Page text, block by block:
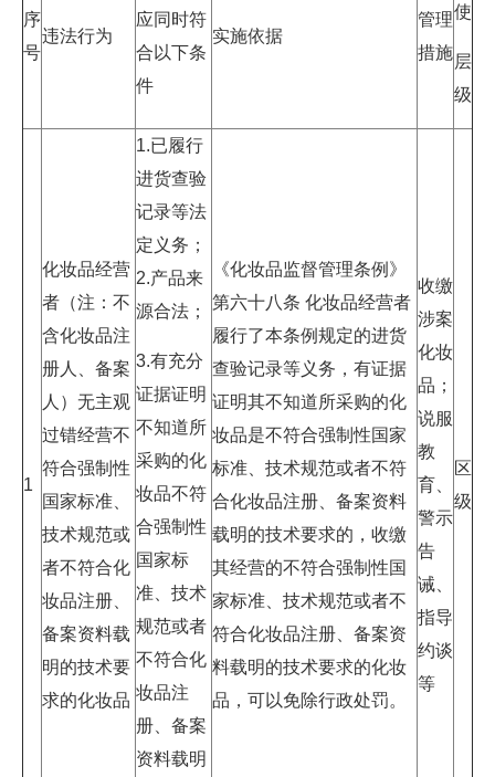
序
号
违法行为
应同时符
合以下条
件
实施依据
管理
措施
使
层
级
1
化妆品经营
者（注：不
含化妆品注
册人、备案
人）无主观
过错经营不
符合强制性
国家标准、
技术规范或
者不符合化
妆品注册、
备案资料载
明的技术要
求的化妆品
1.已履行
进货查验
记录等法
定义务；
2.产品来
源合法；
3.有充分
证据证明
不知道所
采购的化
妆品不符
合强制性
国家标
准、技术
规范或者
不符合化
妆品注
册、备案
资料载明
《化妆品监督管理条例》
第六十八条 化妆品经营者
履行了本条例规定的进货
查验记录等义务，有证据
证明其不知道所采购的化
妆品是不符合强制性国家
标准、技术规范或者不符
合化妆品注册、备案资料
载明的技术要求的，收缴
其经营的不符合强制性国
家标准、技术规范或者不
符合化妆品注册、备案资
料载明的技术要求的化妆
品，可以免除行政处罚。
收缴
涉案
化妆
品；
说服
教
育、
警示
告
诫、
指导
约谈
等
区
级